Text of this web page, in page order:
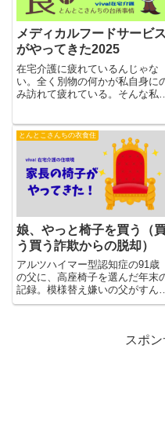
メディカルフードサービス
がやってきた2025
在宅介護に疲れているんじゃな
い。全く別物の何かが私自身に
み訪れて疲れている。そんな私の
せ。
とんとこさんちの衣食住
娘、やっと椅子を買う（
う買う詐欺からの脱却）
アルツハイマー型認知症の91歳
の父に、高座椅子を選んだ年末
記録。模様替え嫌いの父がすんな
り馴染み、届いた一脚が私の未
スポ